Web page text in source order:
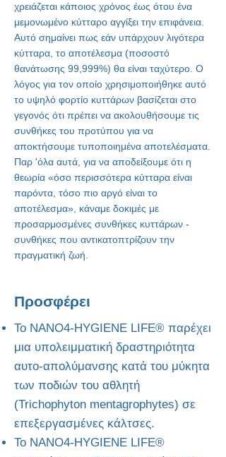
χρειάζεται κάποιος χρόνος έως ότου ένα
μεμονωμένο κύτταρο αγγίξει την επιφάνεια.
Αυτό σημαίνει πως εάν υπάρχουν λιγότερα
κύτταρα, το αποτέλεσμα (ποσοστό
θανάτωσης 99,999%) θα είναι ταχύτερο. Ο
λόγος για τον οποίο χρησιμοποιήθηκε αυτό
το υψηλό φορτίο κυττάρων βασίζεται στο
γεγονός ότι πρέπει να ακολουθήσουμε τις
συνθήκες του προτύπου για να
αποκτήσουμε τυποποιημένα αποτελέσματα.
Παρ 'όλα αυτά, για να αποδείξουμε ότι η
θεωρία «όσο περισσότερα κύτταρα είναι
παρόντα, τόσο πιο αργό είναι το
αποτέλεσμα», κάναμε δοκιμές με
προσαρμοσμένες συνθήκες κυττάρων -
συνθήκες που αντικατοπτρίζουν την
πραγματική ζωή.
Προσφέρει
Το NANO4-HYGIENE LIFE® παρέχει
μια υπολειμματική δραστηριότητα
αυτο-απολύμανσης κατά του μύκητα
των ποδιών του αθλητή
(Trichophyton mentagrophytes) σε
επεξεργασμένες κάλτσες.
Το NANO4-HYGIENE LIFE®